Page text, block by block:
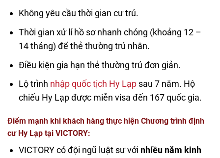
Không yêu cầu thời gian cư trú.
Thời gian xử lí hồ sơ nhanh chóng (khoảng 12 –
14 tháng) để thẻ thường trú nhân.
Điều kiện gia hạn thẻ thường trú đơn giản.
Lộ trình nhập quốc tịch Hy Lạp sau 7 năm. Hộ
chiếu Hy Lạp được miễn visa đến 167 quốc gia.
Điểm mạnh khi khách hàng thực hiện Chương trình định
cư Hy Lạp tại VICTORY:
VICTORY có đội ngũ luật sư với nhiều năm kinh